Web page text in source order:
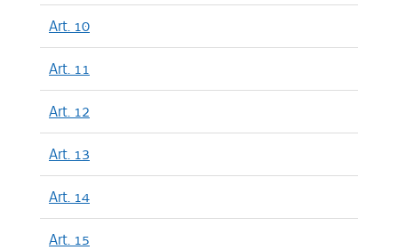
Art. 10
Art. 11
Art. 12
Art. 13
Art. 14
Art. 15